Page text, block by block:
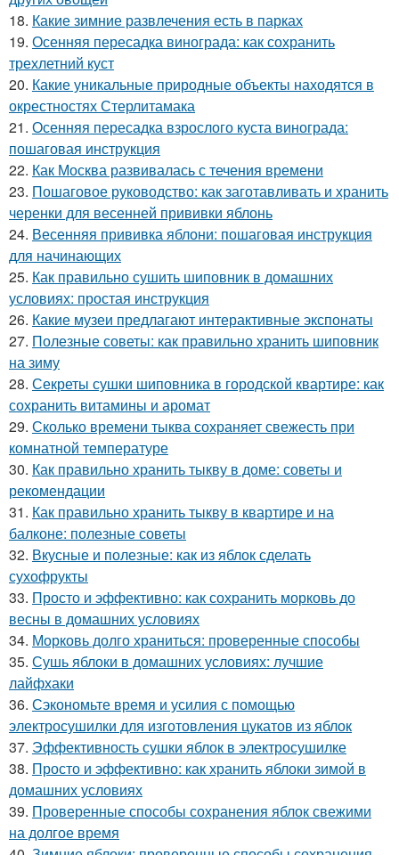
18. Какие зимние развлечения есть в парках
19. Осенняя пересадка винограда: как сохранить
трехлетний куст
20. Какие уникальные природные объекты находятся в
окрестностях Стерлитамака
21. Осенняя пересадка взрослого куста винограда:
пошаговая инструкция
22. Как Москва развивалась с течения времени
23. Пошаговое руководство: как заготавливать и хранить
черенки для весенней прививки яблонь
24. Весенняя прививка яблони: пошаговая инструкция
для начинающих
25. Как правильно сушить шиповник в домашних
условиях: простая инструкция
26. Какие музеи предлагают интерактивные экспонаты
27. Полезные советы: как правильно хранить шиповник
на зиму
28. Секреты сушки шиповника в городской квартире: как
сохранить витамины и аромат
29. Сколько времени тыква сохраняет свежесть при
комнатной температуре
30. Как правильно хранить тыкву в доме: советы и
рекомендации
31. Как правильно хранить тыкву в квартире и на
балконе: полезные советы
32. Вкусные и полезные: как из яблок сделать
сухофрукты
33. Просто и эффективно: как сохранить морковь до
весны в домашних условиях
34. Морковь долго храниться: проверенные способы
35. Сушь яблоки в домашних условиях: лучшие
лайфхаки
36. Сэкономьте время и усилия с помощью
электросушилки для изготовления цукатов из яблок
37. Эффективность сушки яблок в электросушилке
38. Просто и эффективно: как хранить яблоки зимой в
домашних условиях
39. Проверенные способы сохранения яблок свежими
на долгое время